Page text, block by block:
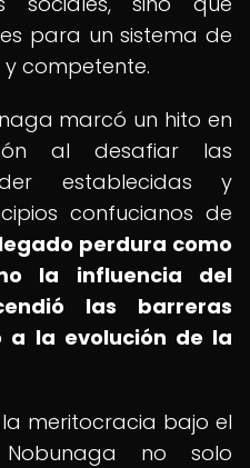
para un sistema de
competente.
marcó un hito en
al desafiar las
establecidas y
confucianos de
perdura como
la influencia del
las barreras
a la evolución de la
meritocracia bajo el
no solo